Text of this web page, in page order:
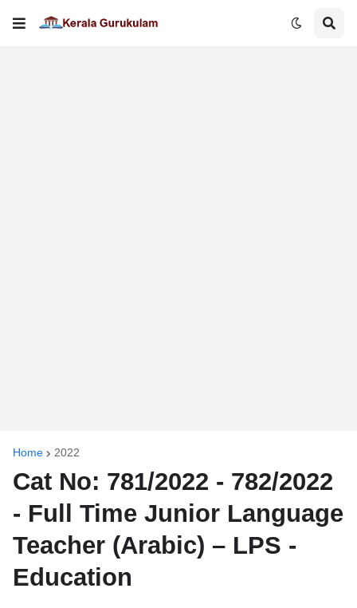
Home 2022
Cat No: 781/2022 - 782/2022
- Full Time Junior Language
Teacher (Arabic) – LPS -
Education